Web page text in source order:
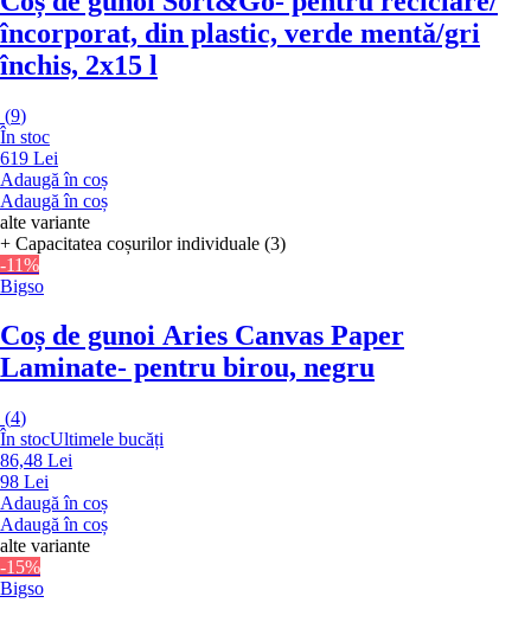
încorporat, din plastic, verde mentă/gri
închis, 2x15 l
(9)
În stoc
619 Lei
Adaugă în coș
Adaugă în coș
alte variante
+ Capacitatea coșurilor individuale (3)
-11%
Bigso
Coș de gunoi Aries Canvas Paper
Laminate- pentru birou, negru
(4)
În stocUltimele bucăți
86,48 Lei
98 Lei
Adaugă în coș
Adaugă în coș
alte variante
-15%
Bigso